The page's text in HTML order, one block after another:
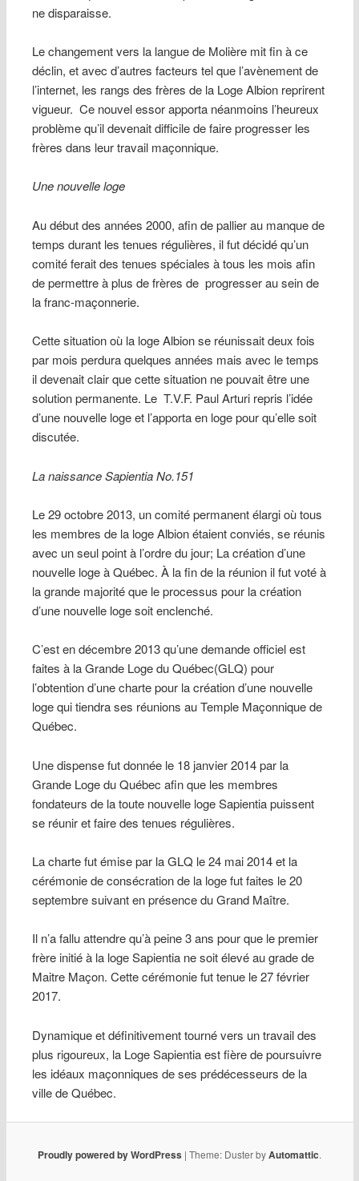
ne disparaisse.
Le changement vers la langue de Molière mit fin à ce
déclin, et avec d’autres facteurs tel que l’avènement de
l’internet, les rangs des frères de la Loge Albion reprirent
vigueur. Ce nouvel essor apporta néanmoins l’heureux
problème qu’il devenait difficile de faire progresser les
frères dans leur travail maçonnique.
Une nouvelle loge
Au début des années 2000, afin de pallier au manque de
temps durant les tenues régulières, il fut décidé qu’un
comité ferait des tenues spéciales à tous les mois afin
de permettre à plus de frères de progresser au sein de
la franc-maçonnerie.
Cette situation où la loge Albion se réunissait deux fois
par mois perdura quelques années mais avec le temps
il devenait clair que cette situation ne pouvait être une
solution permanente. Le T.V.F. Paul Arturi repris l’idée
d’une nouvelle loge et l’apporta en loge pour qu’elle soit
discutée.
La naissance Sapientia No.151
Le 29 octobre 2013, un comité permanent élargi où tous
les membres de la loge Albion étaient conviés, se réunis
avec un seul point à l’ordre du jour; La création d’une
nouvelle loge à Québec. À la fin de la réunion il fut voté à
la grande majorité que le processus pour la création
d’une nouvelle loge soit enclenché.
C’est en décembre 2013 qu’une demande officiel est
faites à la Grande Loge du Québec(GLQ) pour
l’obtention d’une charte pour la création d’une nouvelle
loge qui tiendra ses réunions au Temple Maçonnique de
Québec.
Une dispense fut donnée le 18 janvier 2014 par la
Grande Loge du Québec afin que les membres
fondateurs de la toute nouvelle loge Sapientia puissent
se réunir et faire des tenues régulières.
La charte fut émise par la GLQ le 24 mai 2014 et la
cérémonie de consécration de la loge fut faites le 20
septembre suivant en présence du Grand Maître.
Il n’a fallu attendre qu’à peine 3 ans pour que le premier
frère initié à la loge Sapientia ne soit élevé au grade de
Maitre Maçon. Cette cérémonie fut tenue le 27 février
2017.
Dynamique et définitivement tourné vers un travail des
plus rigoureux, la Loge Sapientia est fière de poursuivre
les idéaux maçonniques de ses prédécesseurs de la
ville de Québec.
Proudly powered by WordPress | Theme: Duster byAutomattic.